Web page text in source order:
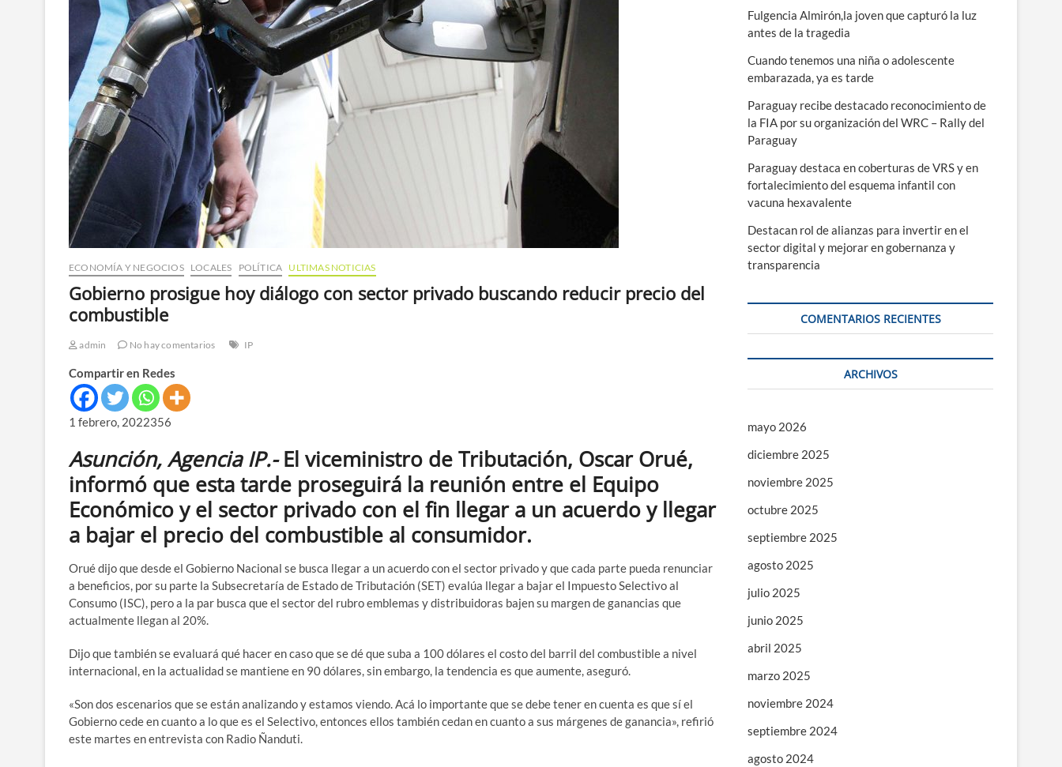
ú
ECONOMÍA Y NEGOCIOS LOCALES POLÍTICA ULTIMAS NOTICIAS
Gobierno prosigue hoy diálogo con sector privado buscando reducir precio del
combustible
admin No hay comentarios IP
Compartir en Redes
1 febrero, 2022356
Asunción, Agencia IP.- El viceministro de Tributación, Oscar Orué,
informó que esta tarde proseguirá la reunión entre el Equipo
Económico y el sector privado con el fin llegar a un acuerdo y llegar
a bajar el precio del combustible al consumidor.
Orué dijo que desde el Gobierno Nacional se busca llegar a un acuerdo con el sector privado y que cada parte pueda renunciar
a beneficios, por su parte la Subsecretaría de Estado de Tributación (SET) evalúa llegar a bajar el Impuesto Selectivo al
Consumo (ISC), pero a la par busca que el sector del rubro emblemas y distribuidoras bajen su margen de ganancias que
actualmente llegan al 20%.
Dijo que también se evaluará qué hacer en caso que se dé que suba a 100 dólares el costo del barril del combustible a nivel
internacional, en la actualidad se mantiene en 90 dólares, sin embargo, la tendencia es que aumente, aseguró.
«Son dos escenarios que se están analizando y estamos viendo. Acá lo importante que se debe tener en cuenta es que sí el
Gobierno cede en cuanto a lo que es el Selectivo, entonces ellos también cedan en cuanto a sus márgenes de ganancia», refirió
este martes en entrevista con Radio Ñanduti.
Fulgencia Almirón,la joven que capturó la luz
antes de la tragedia
Cuando tenemos una niña o adolescente
embarazada, ya es tarde
Paraguay recibe destacado reconocimiento de
la FIA por su organización del WRC – Rally del
Paraguay
Paraguay destaca en coberturas de VRS y en
fortalecimiento del esquema infantil con
vacuna hexavalente
Destacan rol de alianzas para invertir en el
sector digital y mejorar en gobernanza y
transparencia
COMENTARIOS RECIENTES
ARCHIVOS
mayo 2026
diciembre 2025
noviembre 2025
octubre 2025
septiembre 2025
agosto 2025
julio 2025
junio 2025
abril 2025
marzo 2025
noviembre 2024
septiembre 2024
agosto 2024